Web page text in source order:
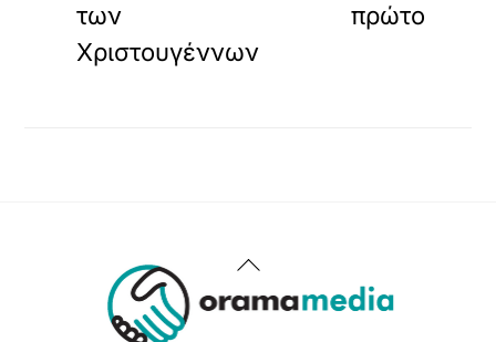
των
Χριστουγέννων
πρώτο
Back
To